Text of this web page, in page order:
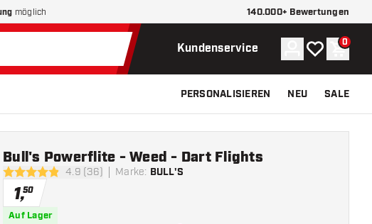
möglich 140.000+ Bewertungen
Kundenservice Konto
Meine 0
PERSONALISIEREN NEU SALE
4.9 Bewertungssterne
4.9 (36) Marke: BULL'S
Bull's Powerflite - Weed - Dart Flights
1,50
Auf Lager